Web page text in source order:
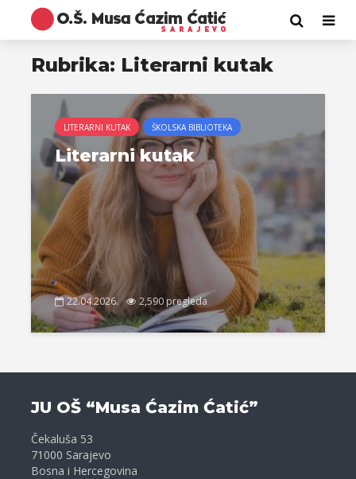
Rubrika: Literarni kutak
LITERARNI KUTAK ŠKOLSKA BIBLIOTEKA
Literarni kutak
22.04.2026. 2,590 pregleda
JU OŠ “Musa Ćazim Ćatić”
Čekaluša 53
71000 Sarajevo
Bosna i Hercegovina